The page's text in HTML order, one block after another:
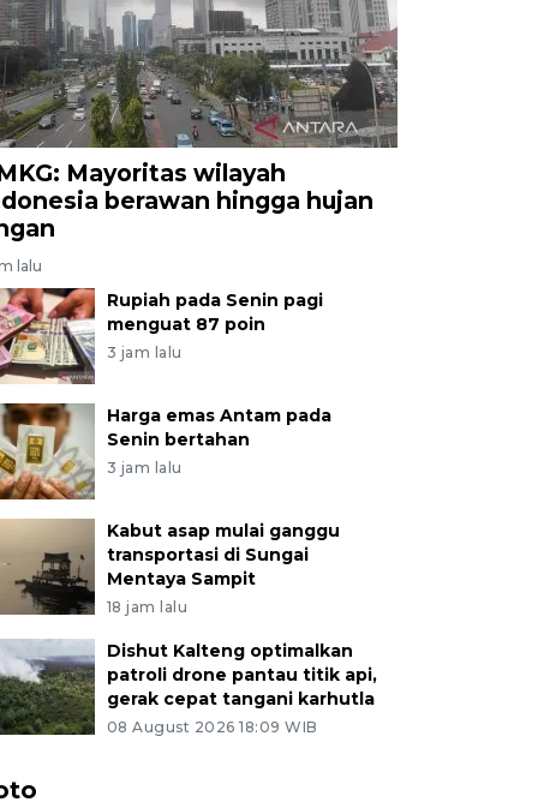
Mayoritas wilayah
berawan hingga hujan
lalu
Rupiah pada Senin pagi
menguat 87 poin
3 jam lalu
Harga emas Antam pada
Senin bertahan
3 jam lalu
Kabut asap mulai ganggu
transportasi di Sungai
Mentaya Sampit
18 jam lalu
Dishut Kalteng optimalkan
patroli drone pantau titik api,
gerak cepat tangani karhutla
08 August 2026 18:09 WIB